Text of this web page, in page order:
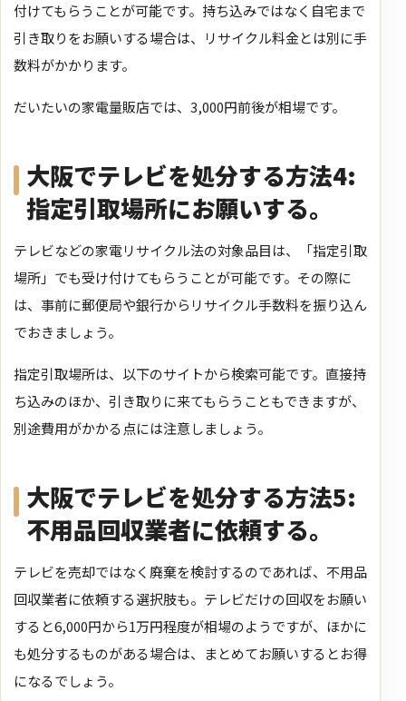
付けてもらうことが可能です。 持ち込みではなく自宅まで
引き取りをお願いする場合は、リサイクル料金とは別に手
数料がかかります。
だいたいの家電量販店では、3,000円前後が相場です。
大阪でテレビを処分する方法4:
指定引取場所にお願いする。
テレビなどの家電リサイクル法の対象品目は、「指定引取
場所」でも受け付けてもらうことが可能です。その際に
は、事前に郵便局や銀行からリサイクル手数料を振り込ん
でおきましょう。
指定引取場所は、以下のサイトから検索可能です。直接持
ち込みのほか、引き取りに来てもらうこともできますが、
別途費用がかかる点には注意しましょう。
大阪でテレビを処分する方法5:
不用品回収業者に依頼する。
テレビを売却ではなく廃棄を検討するのであれば、不用品
回収業者に依頼する選択肢も。テレビだけの回収をお願い
すると6,000円から1万円程度が相場のようですが、ほかに
も処分するものがある場合は、まとめてお願いするとお得
になるでしょう。